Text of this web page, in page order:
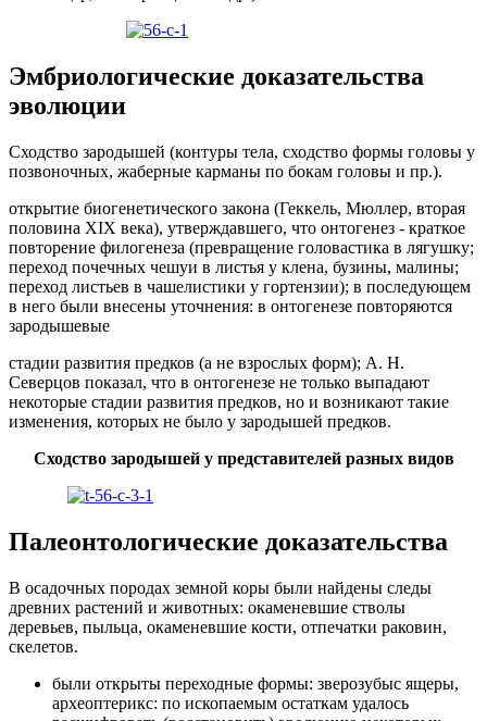
Эмбриологические доказательства
эволюции
Сходство зародышей (контуры тела, сходство формы головы у
позвоночных, жаберные карманы по бокам головы и пр.).
открытие биогенетического закона (Геккель, Мюллер, вторая
половина XIX века), утверждавшего, что онтогенез - краткое
повторение филогенеза (превращение головастика в лягушку;
переход почечных чешуи в листья у клена, бузины, малины;
переход листьев в чашелистики у гортензии); в последующем
в него были внесены уточнения: в онтогенезе повторяются
зародышевые
стадии развития предков (а не взрослых форм); А. Н.
Северцов показал, что в онтогенезе не только выпадают
некоторые стадии развития предков, но и возникают такие
изменения, которых не было у зародышей предков.
Сходство зародышей у представителей разных видов
Палеонтологические доказательства
В осадочных породах земной коры были найдены следы
древних растений и животных: окаменевшие стволы
деревьев, пыльца, окаменевшие кости, отпечатки раковин,
скелетов.
были открыты переходные формы: зверозубыс ящеры,
археоптерикс: по ископаемым остаткам удалось